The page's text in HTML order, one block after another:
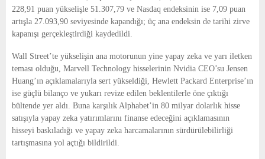
228,91 puan yükselişle 51.307,79 ve Nasdaq endeksinin ise 7,09 puan
artışla 27.093,90 seviyesinde kapandığı; üç ana endeksin de tarihi zirve
kapanışı gerçekleştirdiği kaydedildi.
Wall Street’te yükselişin ana motorunun yine yapay zeka ve yarı iletken
teması olduğu, Marvell Technology hisselerinin Nvidia CEO’su Jensen
Huang’ın açıklamalarıyla sert yükseldiği, Hewlett Packard Enterprise’ın
ise güçlü bilanço ve yukarı revize edilen beklentilerle öne çıktığı
bültende yer aldı. Buna karşılık Alphabet’in 80 milyar dolarlık hisse
satışıyla yapay zeka yatırımlarını finanse edeceğini açıklamasının
hisseyi baskıladığı ve yapay zeka harcamalarının sürdürülebilirliği
tartışmasına yol açtığı bildirildi.